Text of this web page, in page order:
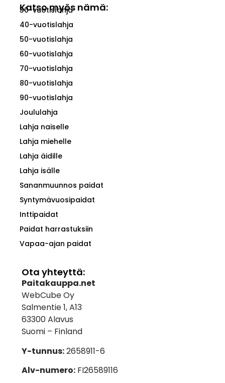
Katso myös nämä:
30-vuotislahja
40-vuotislahja
50-vuotislahja
60-vuotislahja
70-vuotislahja
80-vuotislahja
90-vuotislahja
Joululahja
Lahja naiselle
Lahja miehelle
Lahja äidille
Lahja isälle
Sananmuunnos paidat
Syntymävuosipaidat
Inttipaidat
Paidat harrastuksiin
Vapaa-ajan paidat
Ota yhteyttä:
Paitakauppa.net
WebCube Oy
Salmentie 1, A13
63300 Alavus
Suomi – Finland
Y-tunnus:2658911-6
Alv-numero:FI26589116